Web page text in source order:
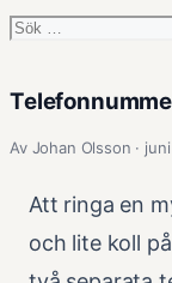
Sök
Av Johan Olsson ·
Att ringa en
och lite koll